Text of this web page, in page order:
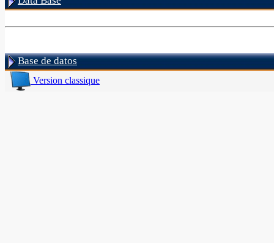
Base de datos
Version classique